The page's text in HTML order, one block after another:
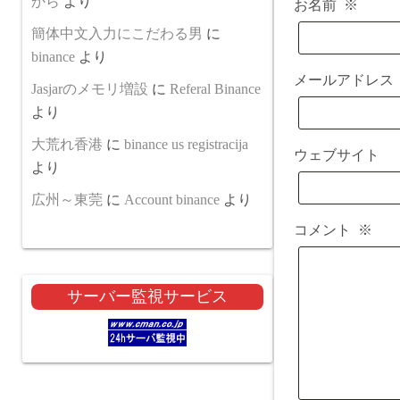
お名前 ※
メールアドレス
ウェブサイト
コメント ※
簡体中文入力にこだわる男 に
binance より
Jasjarのメモリ増設 に Referal Binance
より
大荒れ香港 に binance us registracija
より
広州～東莞 に Account binance より
サーバー監視サービス